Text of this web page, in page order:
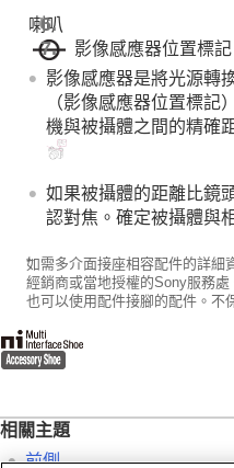
使用電腦
使用雲端服務
如果您遇到問題
喇叭
影像感應器位置標記
影像感應器是將光源轉
（影像感應器位置標記
機與被攝體之間的精確
如果被攝體的距離比鏡
認對焦。確定被攝體與
*如需多介面接座相容配件的詳細
經銷商或當地授權的Sony服務處
也可以使用配件接腳的配件。不
相關主題
前側